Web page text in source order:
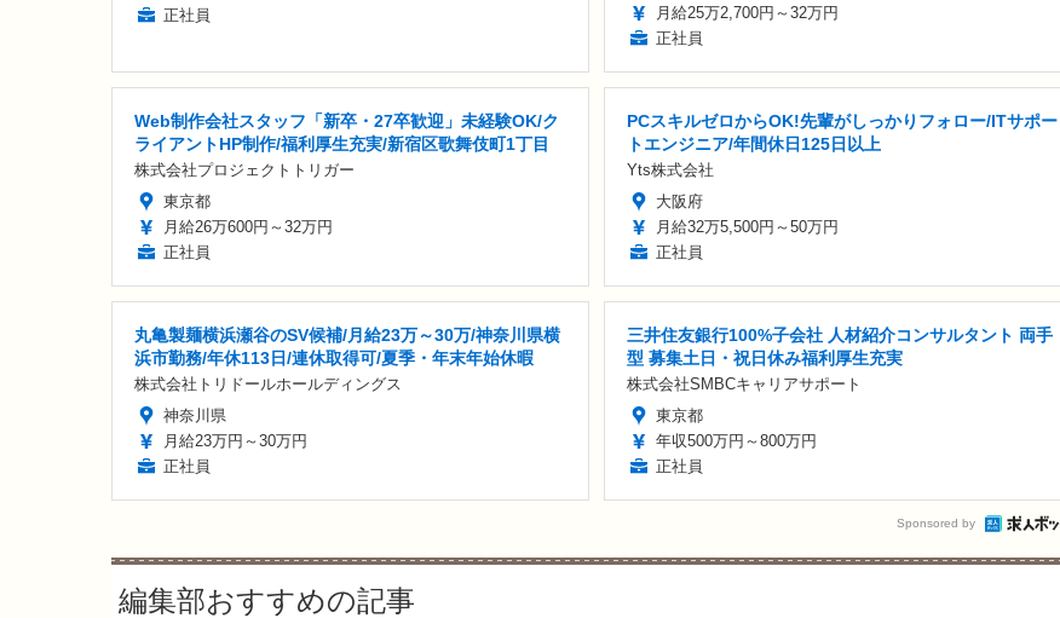
正社員
月給25万2,700円～32万円
正社員
Web制作会社スタッフ「新卒・27卒歓迎」未経験OK/ク
ライアントHP制作/福利厚生充実/新宿区歌舞伎町1丁目
株式会社プロジェクトトリガー
東京都
月給26万600円～32万円
正社員
PCスキルゼロからOK!先輩がしっかりフォロー/ITサポー
トエンジニア/年間休日125日以上
Yts株式会社
大阪府
月給32万5,500円～50万円
正社員
丸亀製麺横浜瀬谷のSV候補/月給23万～30万/神奈川県横
浜市勤務/年休113日/連休取得可/夏季・年末年始休暇
株式会社トリドールホールディングス
神奈川県
月給23万円～30万円
正社員
三井住友銀行100%子会社 人材紹介コンサルタント 両手
型 募集土日・祝日休み福利厚生充実
株式会社SMBCキャリアサポート
東京都
年収500万円～800万円
正社員
Sponsored by
編集部おすすめの記事